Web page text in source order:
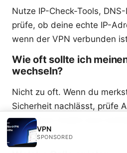
Nutze IP-Check-Tools,
prüfe, ob deine echte IP-
wenn der VPN verbunden
Wie oft sollte ich
wechseln?
Nicht zu oft. Wenn du
Sicherheit nachlässt, prüfe
verifizierte Audits sind
wechselst.
VPN
SPONSORED